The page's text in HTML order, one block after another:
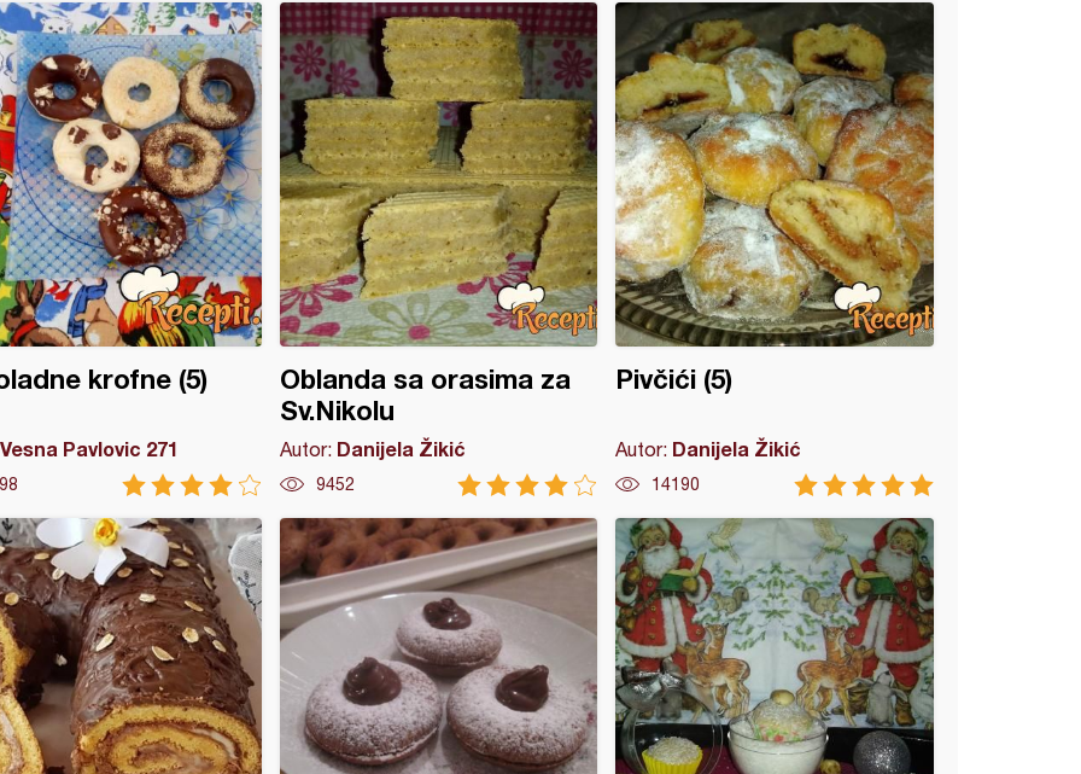
krofne (5)
Vesna Pavlovic 271
Oblanda sa orasima za
Sv.Nikolu
Autor: Danijela Žikić
9452
Pivčići (5)
Autor: Danijela Žikić
14190